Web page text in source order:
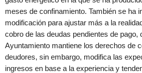
meses de confinamiento. También se ha
modificación para ajustar más a la
cobro de las deudas pendientes de pago,
Ayuntamiento mantiene los derechos de
deudores, sin embargo, modifica las
ingresos en base a la experiencia y